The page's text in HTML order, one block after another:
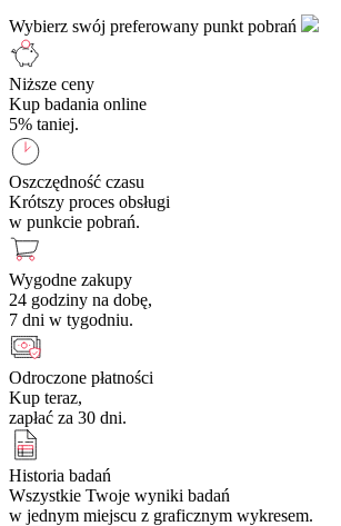
Wybierz swój preferowany punkt pobrań
Niższe ceny
Kup badania online
5% taniej.
Oszczędność czasu
Krótszy proces obsługi
w punkcie pobrań.
Wygodne zakupy
24 godziny na dobę,
7 dni w tygodniu.
Odroczone płatności
Kup teraz,
zapłać za 30 dni.
Historia badań
Wszystkie Twoje wyniki badań
w jednym miejscu z graficznym wykresem.